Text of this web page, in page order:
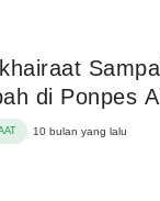
di Ponpes
10 bulan yang lalu